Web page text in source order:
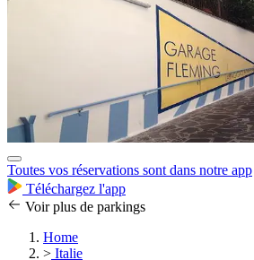
Toutes vos réservations sont dans notre app
Téléchargez l'app
Voir plus de parkings
Home
> Italie